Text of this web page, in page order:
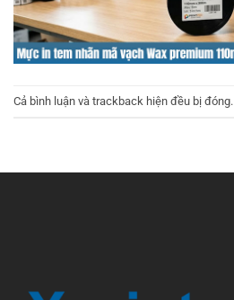
Cả bình luận và trackback hiện đều bị đóng.